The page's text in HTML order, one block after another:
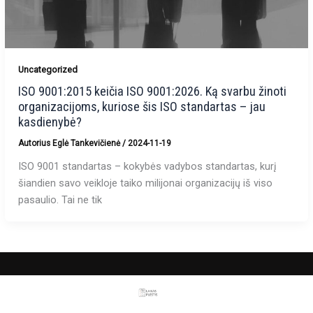
Uncategorized
ISO 9001:2015 keičia ISO 9001:2026. Ką svarbu žinoti
organizacijoms, kuriose šis ISO standartas – jau
kasdienybė?
Autorius Eglė Tankevičienė/ 2024-11-19
ISO 9001 standartas – kokybės vadybos standartas, kurį
šiandien savo veikloje taiko milijonai organizacijų iš viso
pasaulio. Tai ne tik
TEL. NUMERIS+37061481427